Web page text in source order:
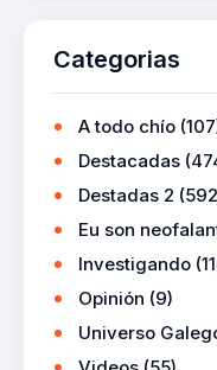
Categorias
A todo chío
Destacadas
Destadas 2
Eu son
Investigando
Opinión (9)
Universo